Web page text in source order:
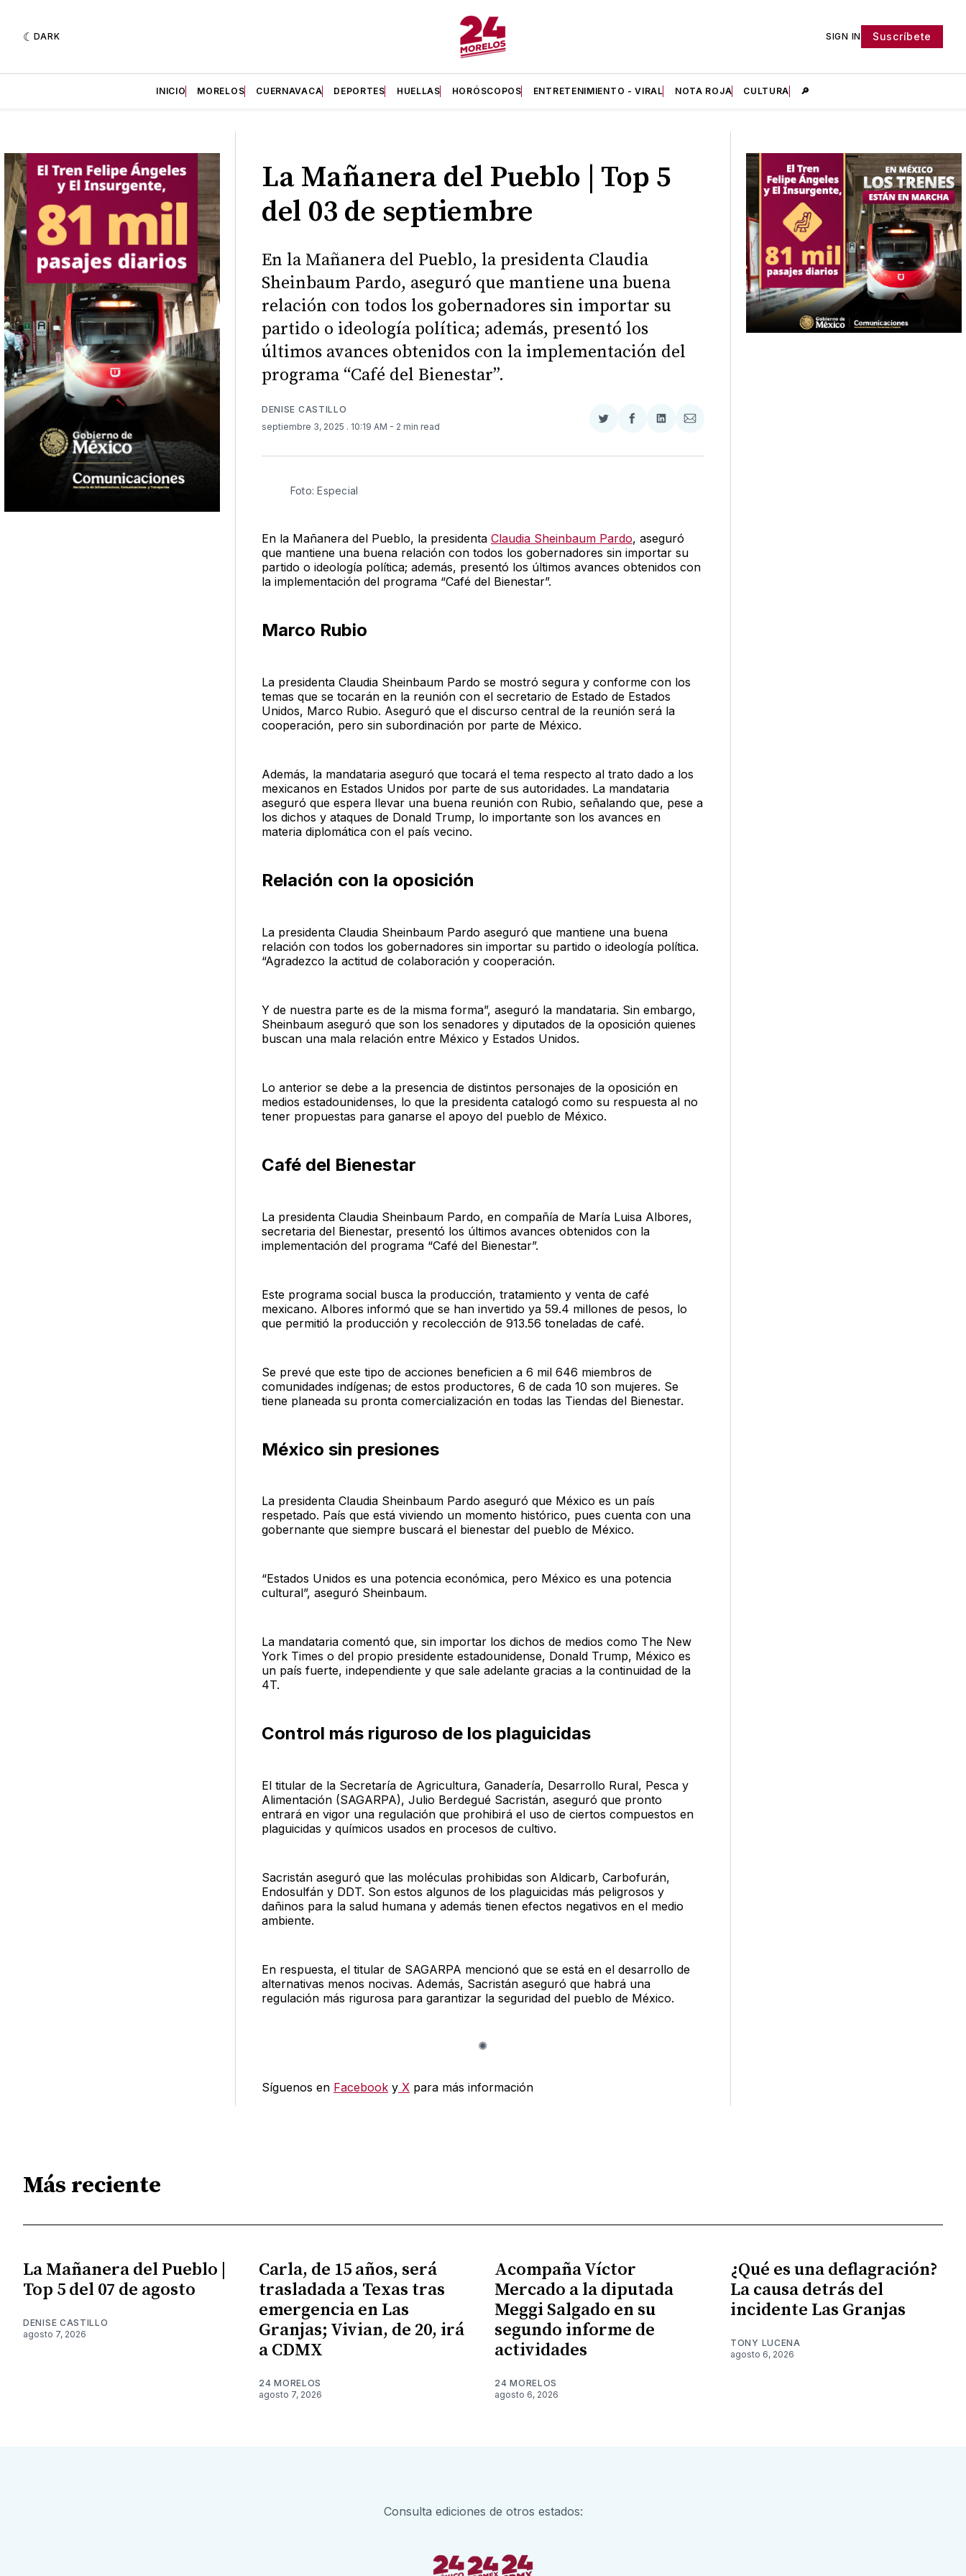
DARK SIGN IN Suscríbete
INICIO MORELOS CUERNAVACA DEPORTES HUELLAS HORÓSCOPOS ENTRETENIMIENTO - VIRAL NOTA ROJA CULTURA 🔎
La Mañanera del Pueblo | Top 5
del 03 de septiembre
En la Mañanera del Pueblo, la presidenta Claudia
Sheinbaum Pardo, aseguró que mantiene una buena
relación con todos los gobernadores sin importar su
partido o ideología política; además, presentó los
últimos avances obtenidos con la implementación del
programa “Café del Bienestar”.
DENISE CASTILLO
septiembre 3, 2025 . 10:19 AM - 2 min read
Compartir
Twitter
Compartir
Facebook
Compartir
LinkedIn
Compartir
Email
Foto: Especial
En la Mañanera del Pueblo, la presidenta Claudia Sheinbaum Pardo, aseguró
que mantiene una buena relación con todos los gobernadores sin importar su
partido o ideología política; además, presentó los últimos avances obtenidos con
la implementación del programa “Café del Bienestar”.
Marco Rubio
La presidenta Claudia Sheinbaum Pardo se mostró segura y conforme con los
temas que se tocarán en la reunión con el secretario de Estado de Estados
Unidos, Marco Rubio. Aseguró que el discurso central de la reunión será la
cooperación, pero sin subordinación por parte de México.
Además, la mandataria aseguró que tocará el tema respecto al trato dado a los
mexicanos en Estados Unidos por parte de sus autoridades. La mandataria
aseguró que espera llevar una buena reunión con Rubio, señalando que, pese a
los dichos y ataques de Donald Trump, lo importante son los avances en
materia diplomática con el país vecino.
Relación con la oposición
La presidenta Claudia Sheinbaum Pardo aseguró que mantiene una buena
relación con todos los gobernadores sin importar su partido o ideología política.
“Agradezco la actitud de colaboración y cooperación.
Y de nuestra parte es de la misma forma”, aseguró la mandataria. Sin embargo,
Sheinbaum aseguró que son los senadores y diputados de la oposición quienes
buscan una mala relación entre México y Estados Unidos.
Lo anterior se debe a la presencia de distintos personajes de la oposición en
medios estadounidenses, lo que la presidenta catalogó como su respuesta al no
tener propuestas para ganarse el apoyo del pueblo de México.
Café del Bienestar
La presidenta Claudia Sheinbaum Pardo, en compañía de María Luisa Albores,
secretaria del Bienestar, presentó los últimos avances obtenidos con la
implementación del programa “Café del Bienestar”.
Este programa social busca la producción, tratamiento y venta de café
mexicano. Albores informó que se han invertido ya 59.4 millones de pesos, lo
que permitió la producción y recolección de 913.56 toneladas de café.
Se prevé que este tipo de acciones beneficien a 6 mil 646 miembros de
comunidades indígenas; de estos productores, 6 de cada 10 son mujeres. Se
tiene planeada su pronta comercialización en todas las Tiendas del Bienestar.
México sin presiones
La presidenta Claudia Sheinbaum Pardo aseguró que México es un país
respetado. País que está viviendo un momento histórico, pues cuenta con una
gobernante que siempre buscará el bienestar del pueblo de México.
“Estados Unidos es una potencia económica, pero México es una potencia
cultural”, aseguró Sheinbaum.
La mandataria comentó que, sin importar los dichos de medios como The New
York Times o del propio presidente estadounidense, Donald Trump, México es
un país fuerte, independiente y que sale adelante gracias a la continuidad de la
4T.
Control más riguroso de los plaguicidas
El titular de la Secretaría de Agricultura, Ganadería, Desarrollo Rural, Pesca y
Alimentación (SAGARPA), Julio Berdegué Sacristán, aseguró que pronto
entrará en vigor una regulación que prohibirá el uso de ciertos compuestos en
plaguicidas y químicos usados en procesos de cultivo.
Sacristán aseguró que las moléculas prohibidas son Aldicarb, Carbofurán,
Endosulfán y DDT. Son estos algunos de los plaguicidas más peligrosos y
dañinos para la salud humana y además tienen efectos negativos en el medio
ambiente.
En respuesta, el titular de SAGARPA mencionó que se está en el desarrollo de
alternativas menos nocivas. Además, Sacristán aseguró que habrá una
regulación más rigurosa para garantizar la seguridad del pueblo de México.
Síguenos en FacebookyXpara más información
Más reciente
La Mañanera del Pueblo |
Top 5 del 07 de agosto
DENISE CASTILLO
agosto 7, 2026
Carla, de 15 años, será
trasladada a Texas tras
emergencia en Las
Granjas; Vivian, de 20, irá
a CDMX
24 MORELOS
agosto 7, 2026
Acompaña Víctor
Mercado a la diputada
Meggi Salgado en su
segundo informe de
actividades
24 MORELOS
agosto 6, 2026
¿Qué es una deflagración?
La causa detrás del
incidente Las Granjas
TONY LUCENA
agosto 6, 2026
Consulta ediciones de otros estados: